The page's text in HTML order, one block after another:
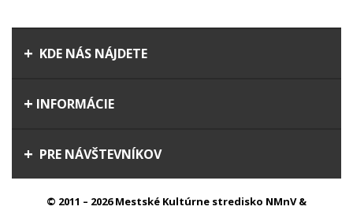
KDE NÁS NÁJDETE
INFORMÁCIE
PRE NÁVŠTEVNÍKOV
© 2011 – 2026 Mestské Kultúrne stredisko NMnV &